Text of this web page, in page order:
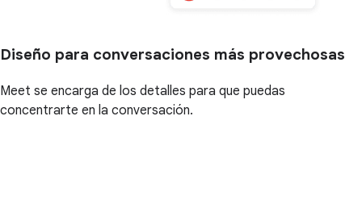
Diseño para conversaciones más provechosas
Meet se encarga de los detalles para que puedas
concentrarte en la conversación.